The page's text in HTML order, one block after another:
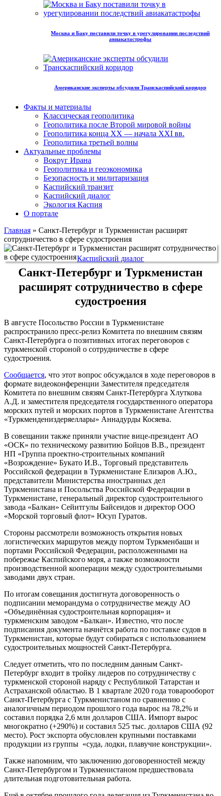
Москва и Баку поставили точку в урегулировании последствий
авиакатастрофы
Американские эксперты обсудили Транскаспийский коридор
Факты и материалы
Классическая геополитика
Геополитика после Второй мировой войны
Геополитика конца XX — начала XXI вв.
Геополитика третьей волны
Актуальные проблемы
Вокруг Ирана
Геополитика и геоэкономика
Безопасность и милитаризация
Каспийский транзит
Каспийский диалог
Экология Каспия
О портале
Главная » Санкт-Петербург и Туркменистан расширят
сотрудничество в сфере судостроения
Каспийский диалог
Санкт-Петербург и Туркменистан
расширят сотрудничество в сфере
судостроения
В августе Посольство России в Туркменистане
распространило пресс-релиз Комитета по внешним связям
Санкт-Петербурга о позитивных итогах переговоров с
туркменской стороной о сотрудничестве в сфере
судостроения.
Сообщается, что этот вопрос обсуждался в ходе переговоров в
формате видеоконференции Заместителя председателя
Комитета по внешним связям Санкт-Петербурга Хлуткова
А.Д. и заместителя председателя государственного оператора
морских путей и морских портов в Туркменистане Агентства
«Туркмендениздеряеллары» Аннадурды Косяева.
В совещании также приняли участие вице-президент АО
«ОСК» по техническому развитию Бойцов В.В., президент
НП «Группа проектно-строительных компаний
«Возрождение» Букато И.В., Торговый представитель
Российской федерации в Туркменистане Елизаров А.Ю.,
представители Министерства иностранных дел
Туркменистана и Посольства Российской Федерации в
Туркменистане, генеральный директор судостроительного
завода «Балкан» Сейитгулы Байсеидов и директор ООО
«Морской торговый флот» Юсуп Гуратов.
Стороны рассмотрели возможность открытия новых
логистических маршрутов между портом Туркменбаши и
портами Российской Федерации, расположенными на
побережье Каспийского моря, а также возможности
производственной кооперации между судостроительными
заводами двух стран.
По итогам совещания достигнута договоренность о
подписании меморандума о сотрудничестве между АО
«Объединённая судостроительная корпорация» и
туркменским заводом «Балкан». Известно, что после
подписания документа начнётся работа по поставке судов в
Туркменистан, которые будут собираться с использованием
судостроительных мощностей Санкт-Петербурга.
Следует отметить, что по последним данным Санкт-
Петербург входит в тройку лидеров по сотрудничеству с
туркменской стороной наряду с Республикой Татарстан и
Астраханской областью. В 1 квартале 2020 года товарооборот
Санкт-Петербурга с Туркменистаном по сравнению с
аналогичным периодом прошлого года вырос на 78,2% и
составил порядка 2,6 млн долларов США. Импорт вырос
многократно (+290%) и составил 525 тыс. долларов США (92
место). Рост экспорта обусловлен крупными поставками
продукции из группы «суда, лодки, плавучие конструкции».
Также напомним, что заключению договоренностей между
Санкт-Петербургом и Туркменистаном предшествовала
длительная подготовительная работа.